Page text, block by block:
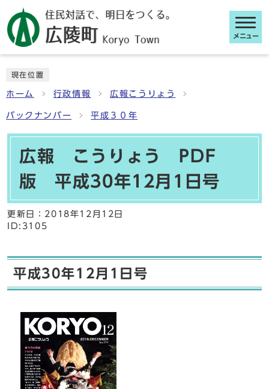
メニュー
現在位置
ホーム 行政情報 広報こうりょう
バックナンバー 平成３０年
広報 こうりょう PDF
版 平成30年12月1日号
更新日： 2018年12月12日
ID:3105
平成30年12月1日号